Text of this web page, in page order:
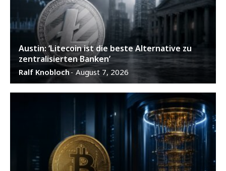
Austin: ‘Litecoin ist die beste Alternative zu
zentralisierten Banken’
Ralf Knobloch- August 7, 2026